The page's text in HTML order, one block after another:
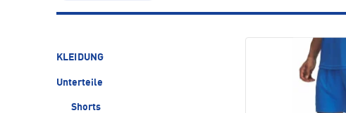
KLEIDUNG
Unterteile
Shorts